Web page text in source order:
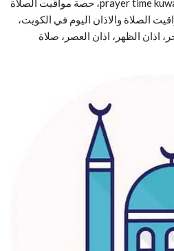
مواقيت الصلاة في الكويت ,prayer time kuwait، حصة مواقيت الصلاة
الصلاة والاذان اليوم في الكويت،
اذان الظهر، اذان العصر، صلاة